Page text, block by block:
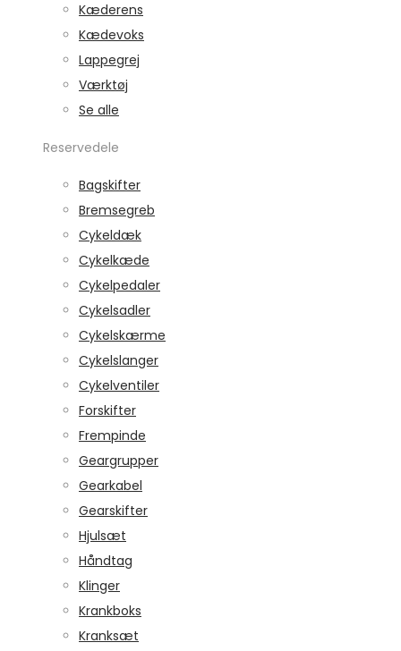
Kæderens
Kædevoks
Lappegrej
Værktøj
Se alle
Reservedele
Bagskifter
Bremsegreb
Cykeldæk
Cykelkæde
Cykelpedaler
Cykelsadler
Cykelskærme
Cykelslanger
Cykelventiler
Forskifter
Frempinde
Geargrupper
Gearkabel
Gearskifter
Hjulsæt
Håndtag
Klinger
Krankboks
Kranksæt